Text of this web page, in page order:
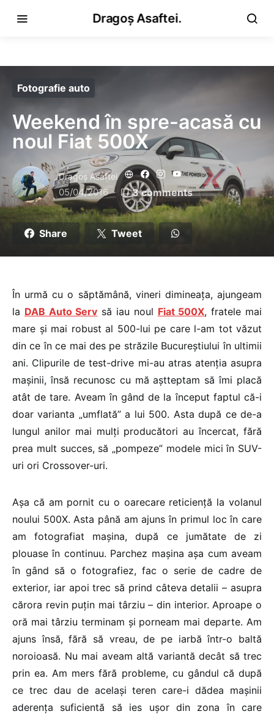
Dragoș Asaftei.
Fotografie auto
Weekend în spre-acasă cu
noul Fiat 500X
Dragoş Asaftei
05/04/2016 3 comments
Share Tweet
În urmă cu o săptămână, vineri dimineața, ajungeam
la DAB Auto Serv să iau noul Fiat 500X, fratele mai
mare și mai robust al 500-lui pe care l-am tot văzut
din ce în ce mai des pe străzile Bucureștiului în ultimii
ani. Clipurile de test-drive mi-au atras atenția asupra
mașinii, însă recunosc cu mă aștteptam să îmi placă
atât de tare. Aveam în gând de la început faptul că-i
doar varianta „umflată” a lui 500. Asta după ce de-a
lungul anilor mai mulți producători au încercat, fără
prea mult succes, să „pompeze” modele mici în SUV-
uri ori Crossover-uri.
Așa că am pornit cu o oarecare reticiență la volanul
noului 500X. Asta până am ajuns în primul loc în care
am fotografiat mașina, după ce jumătate de zi
plouase în continuu. Parchez mașina așa cum aveam
în gând să o fotografiez, fac o serie de cadre de
exterior, iar apoi trec să prind câteva detalii – asupra
cărora revin puțin mai târziu – din interior. Aproape o
oră mai târziu terminam și porneam mai departe. Am
ajuns însă, fără să vreau, de pe iarbă într-o baltă
noroioasă. Nu mai aveam altă variantă decât să trec
prin ea. Am mers fără probleme, cu gândul că după
ce trec dau de același teren care-i dădea mașinii
aderența suficientă să ies ușor din zona în care